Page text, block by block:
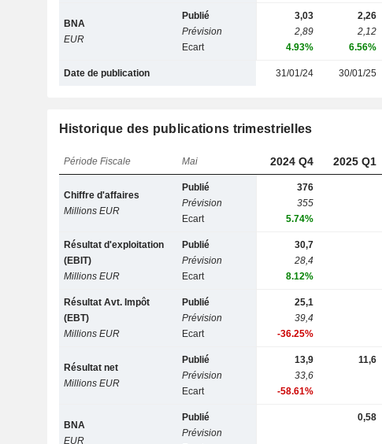
BNA
EUR
Publié
Prévision
Ecart
3,03
2,89
4.93%
2,26
2,12
6.56%
Date de publication 31/01/24 30/01/25
Historique des publications trimestrielles
Période Fiscale Mai 2024 Q4 2025 Q1
Chiffre d'affaires
Millions EUR
Publié
Prévision
Ecart
376
355
5.74%
Résultat d'exploitation
(EBIT)
Millions EUR
Publié
Prévision
Ecart
30,7
28,4
8.12%
Résultat Avt. Impôt
(EBT)
Millions EUR
Publié
Prévision
Ecart
25,1
39,4
-36.25%
Résultat net
Millions EUR
Publié
Prévision
Ecart
13,9
33,6
-58.61%
11,6
BNA
EUR
Publié
Prévision
0,58